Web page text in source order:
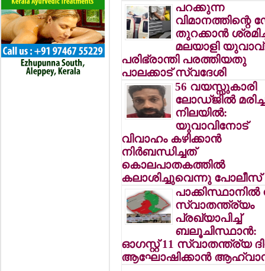
പറക്കുന്ന
വിമാനത്തിന്റെ
തുറക്കാന്‍
മലയാളി
പരിഭ്രാന്തി പരത്തിയതു
പാലക്കാട് സ്വദേശി
56 വയസ്സുകാരി
ലോഡ്ജില്‍
നിലയില്‍:
യുവാവിനോട്
വിവാഹം കഴിക്കാന്‍
നിര്‍ബന്ധിച്ചത്
കൊലപാതകത്തില്‍
കലാശിച്ചുവെന്നു പോലീസ്
പാക്കിസ്ഥാനില്‍
സ്വാതന്ത്ര്യം
പ്രഖ്യാപിച്ച്
ബലൂചിസ്ഥാന്‍:
ഓഗസ്റ്റ് 11 സ്വാതന്ത്ര്യ
ആഘോഷിക്കാന്‍